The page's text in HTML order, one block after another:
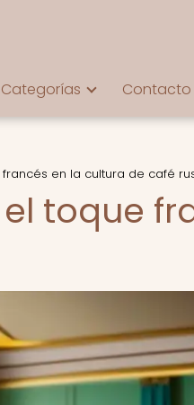
Categorías Contacto
en la cultura de café
toque